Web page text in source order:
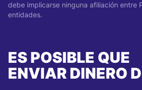
debe implicarse ninguna afiliación entre
entidades.
ES POSIBLE QUE
ENVIAR DINERO